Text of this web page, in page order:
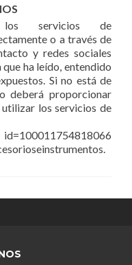
servicios de
o a través de
y redes sociales
ha leído, entendido
Si no está de
deberá proporcionar
los servicios de